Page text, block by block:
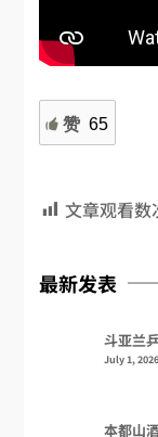
赞 65
文章观看数
最新发表
斗亚兰
July 1, 2026
本都山